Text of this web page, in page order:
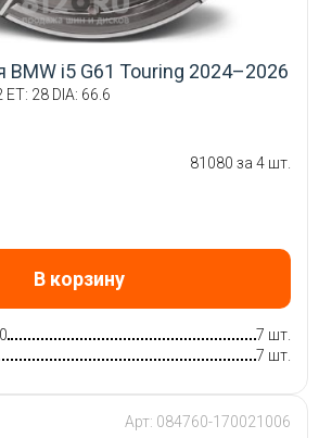
BMW i5 G61 Touring 2024–2026
28 DIA: 66.6
81080 за 4 шт.
В корзину
7 шт.
7 шт.
Арт: 084760-170021006